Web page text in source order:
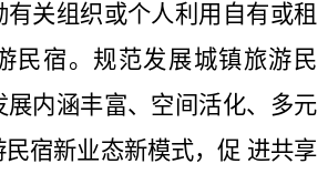
关组织或个人利用自有或租
民宿。规范发展城镇旅游民
展内涵丰富、空间活化、多元
宿新业态新模式，促 进共享